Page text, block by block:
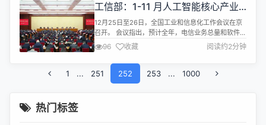
工信部：1-11 月人工智能核心产业
超过万亿元
12月25日至26日，全国工业和信息化工作会议在京
召开。 会议指出，预计全年，电信业务总量和软件业
务收入分别同比增长9%和12%左右，数字产业业务
收入同比增长9%左右。产业链供应链韧性持续增
强。制造业重点产业链高质量发展行动顺利推进，突
破一批标志性技术和产品。 产业科技创新取得新突
破。统筹实施国家科技重大专项、国家重点研发计
96 收藏 阅读约2分钟
1 ... 251 252 253 ... 1000
热门标签